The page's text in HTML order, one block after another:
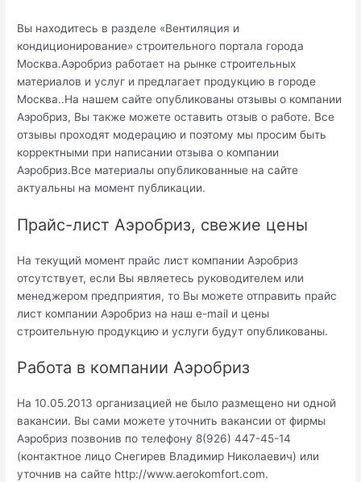
Вы находитесь в разделе «Вентиляция и
кондиционирование» строительного портала города
Москва.Аэробриз работает на рынке строительных
материалов и услуг и предлагает продукцию в городе
Москва..На нашем сайте опубликованы отзывы о компании
Аэробриз, Вы также можете оставить отзыв о работе. Все
отзывы проходят модерацию и поэтому мы просим быть
корректными при написании отзыва о компании
Аэробриз.Все материалы опубликованные на сайте
актуальны на момент публикации.
Прайс-лист Аэробриз, свежие цены
На текущий момент прайс лист компании Аэробриз
отсутствует, если Вы являетесь руководителем или
менеджером предприятия, то Вы можете отправить прайс
лист компании Аэробриз на наш e-mail и цены
строительную продукцию и услуги будут опубликованы.
Работа в компании Аэробриз
На 10.05.2013 организацией не было размещено ни одной
вакансии. Вы сами можете уточнить вакансии от фирмы
Аэробриз позвонив по телефону 8(926) 447-45-14
(контактное лицо Снегирев Владимир Николаевич) или
уточнив на сайте http://www.aerokomfort.com.